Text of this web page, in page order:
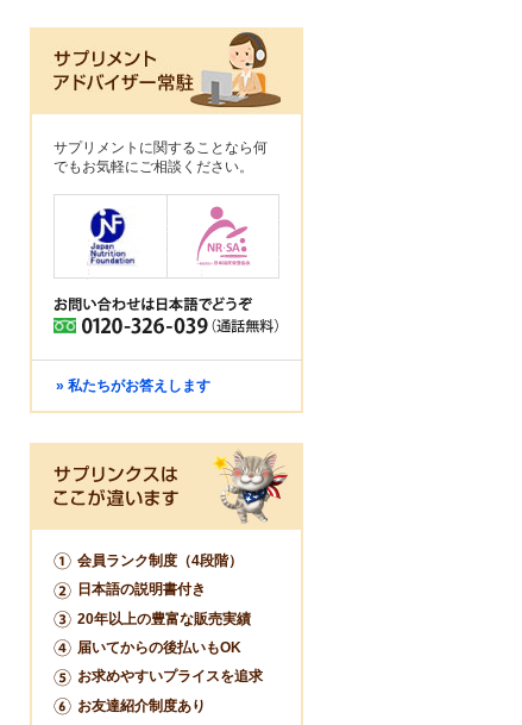
サプリメントに関することなら何
でもお気軽にご相談ください。
» 私たちがお答えします
会員ランク制度（4段階）
日本語の説明書付き
20年以上の豊富な販売実績
届いてからの後払いもOK
お求めやすいプライスを追求
お友達紹介制度あり